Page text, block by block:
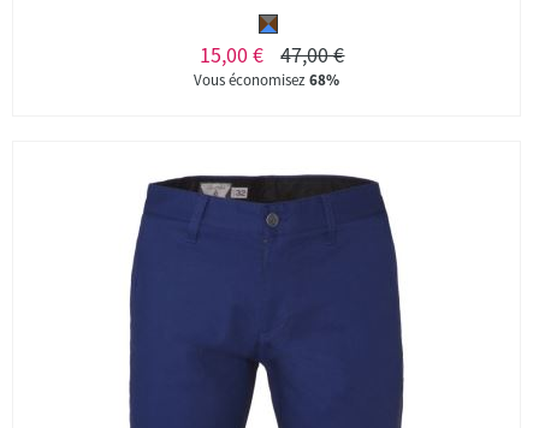
15,00 € 47,00 €
Vous économisez68%